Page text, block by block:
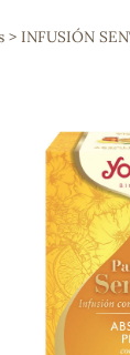
Osteo-
Mujer
Control
Ácidos
Jalea
Hierro
Deporte
> INFUSIÓN